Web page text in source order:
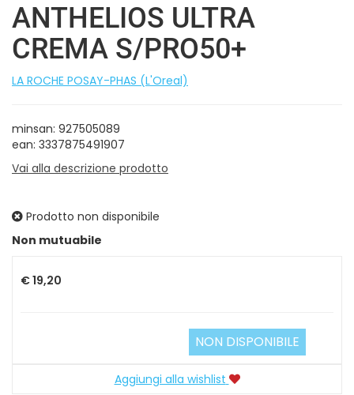
ANTHELIOS ULTRA
CREMA S/PRO50+
LA ROCHE POSAY-PHAS (L'Oreal)
minsan: 927505089
ean: 3337875491907
Vai alla descrizione prodotto
Prodotto non disponibile
Non mutuabile
Prezzo
€ 19,20
NON DISPONIBILE
Aggiungi alla wishlist